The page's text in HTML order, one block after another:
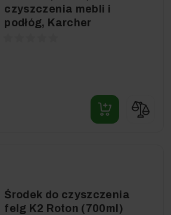
czyszczenia mebli i
podłóg, Karcher
Środek do czyszczenia
felg K2 Roton (700ml)